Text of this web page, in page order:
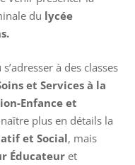
du lycée
à des classes
et Services à la
Enfance et
plus en détails la
et Social, mais
Éducateur et